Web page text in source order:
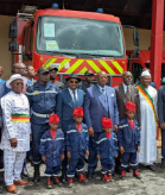
& TRADITION